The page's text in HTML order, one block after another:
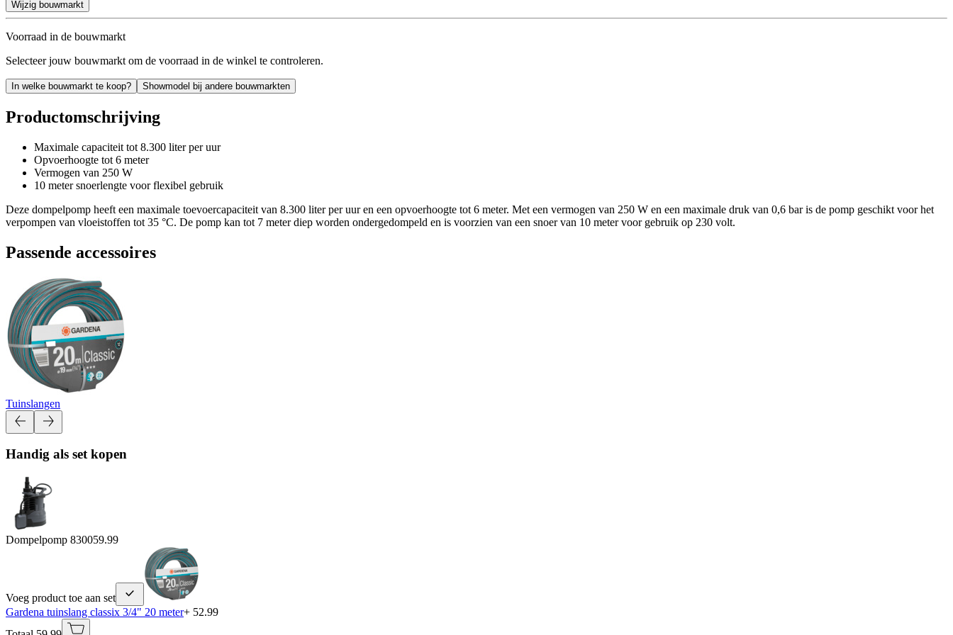
Wijzig bouwmarkt
Voorraad in de bouwmarkt
Selecteer jouw bouwmarkt om de voorraad in de winkel te controleren.
In welke bouwmarkt te koop? Showmodel bij andere bouwmarkten
Productomschrijving
Maximale capaciteit tot 8.300 liter per uur
Opvoerhoogte tot 6 meter
Vermogen van 250 W
10 meter snoerlengte voor flexibel gebruik
Deze dompelpomp heeft een maximale toevoercapaciteit van 8.300 liter per uur en een opvoerhoogte tot 6 meter. Met een vermogen van 250 W en een maximale druk van 0,6 bar is de pomp geschikt voor het
verpompen van vloeistoffen tot 35 °C. De pomp kan tot 7 meter diep worden ondergedompeld en is voorzien van een snoer van 10 meter voor gebruik op 230 volt.
Passende accessoires
Tuinslangen
Handig als set kopen
Dompelpomp 830059.99
Voeg product toe aan set
Gardena tuinslang classix 3/4" 20 meter+ 52.99